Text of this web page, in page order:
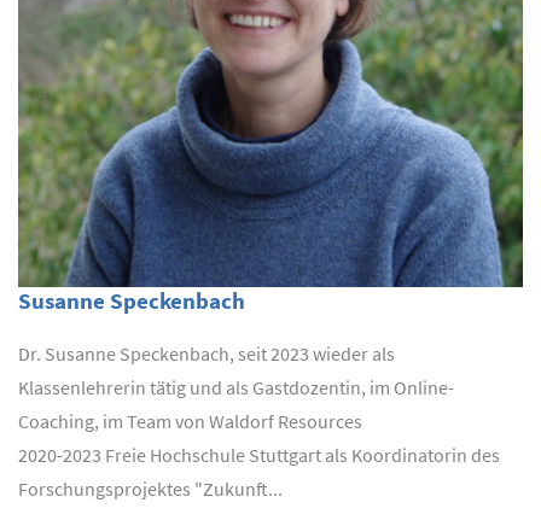
Susanne Speckenbach
Dr. Susanne Speckenbach, seit 2023 wieder als
Klassenlehrerin tätig und als Gastdozentin, im Online-
Coaching, im Team von Waldorf Resources
2020-2023 Freie Hochschule Stuttgart als Koordinatorin des
Forschungsprojektes "Zukunft...